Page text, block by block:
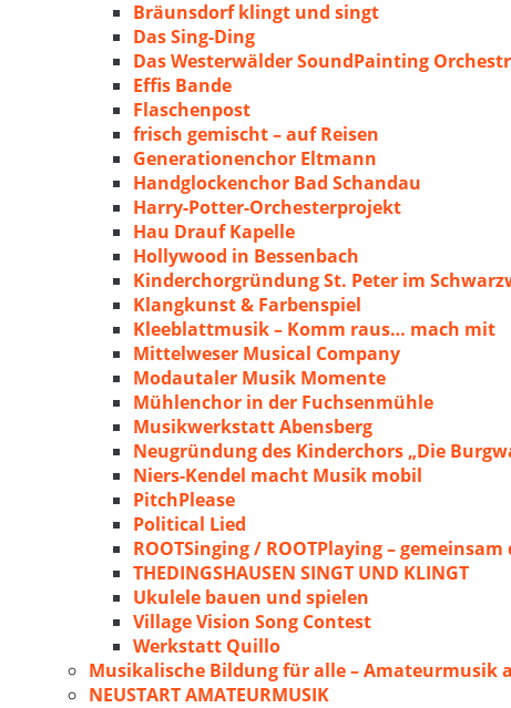
Bräunsdorf klingt und singt
Das Sing-Ding
Das Westerwälder SoundPainting
Effis Bande
Flaschenpost
frisch gemischt – auf Reisen
Generationenchor Eltmann
Handglockenchor Bad Schandau
Harry-Potter-Orchesterprojekt
Hau Drauf Kapelle
Hollywood in Bessenbach
Kinderchorgründung St. Peter im
Klangkunst & Farbenspiel
Kleeblattmusik – Komm raus… mach mit
Mittelweser Musical Company
Modautaler Musik Momente
Mühlenchor in der Fuchsenmühle
Musikwerkstatt Abensberg
Neugründung des Kinderchors „Die
Niers-Kendel macht Musik mobil
PitchPlease
Political Lied
ROOTSinging / ROOTPlaying –
THEDINGSHAUSEN SINGT UND KLINGT
Ukulele bauen und spielen
Village Vision Song Contest
Werkstatt Quillo
Musikalische Bildung für alle – Amateurmusik
NEUSTART AMATEURMUSIK